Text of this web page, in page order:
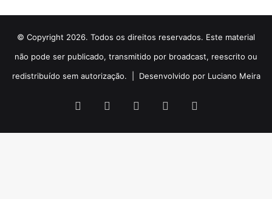
© Copyright 2026. Todos os direitos reservados. Este material
não pode ser publicado, transmitido por broadcast, reescrito ou
redistribuído sem autorização. | Desenvolvido por Luciano Meira
Facebook YouTubeInstagram